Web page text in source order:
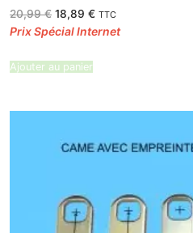
20,99€ Le
prix
initial
18,89 €Le
actuel
TTC
Ajouter au panier